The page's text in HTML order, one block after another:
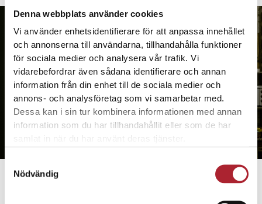
Denna webbplats använder cookies
Vi använder enhetsidentifierare för att anpassa innehållet
och annonserna till användarna, tillhandahålla funktioner
för sociala medier och analysera vår trafik. Vi
vidarebefordrar även sådana identifierare och annan
information från din enhet till de sociala medier och
annons- och analysföretag som vi samarbetar med.
Dessa kan i sin tur kombinera informationen med annan
information som du har tillhandahållit eller som de har
samlat in när du har använt deras tjänster.
Samtyckesval
Nödvändig